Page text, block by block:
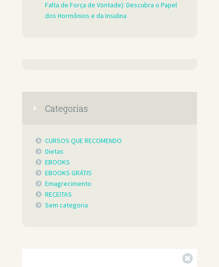
Falta de Força de Vontade): Descubra o Papel
dos Hormônios e da Insulina
Categorias
CURSOS QUE RECOMENDO
Dietas
EBOOKS
EBOOKS GRÁTIS
Emagrecimento
RECEITAS
Sem categoria